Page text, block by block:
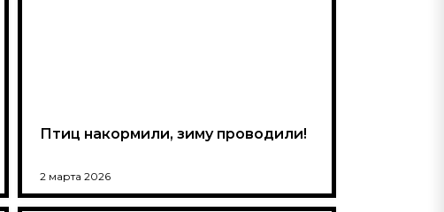
Птиц накормили, зиму проводили!
2 марта 2026